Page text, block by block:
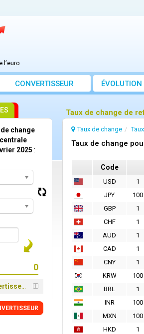
l’euro
CONVERTISSEUR ÉVOLUTION
Taux de change de
Taux de change
Taux de change
Code
USD 1
JPY
100
GBP
1
CHF
1
AUD
1
CAD
1
CNY
1
KRW
100
BRL
1
INR
100
MXN
100
HKD
1
change
2025 :